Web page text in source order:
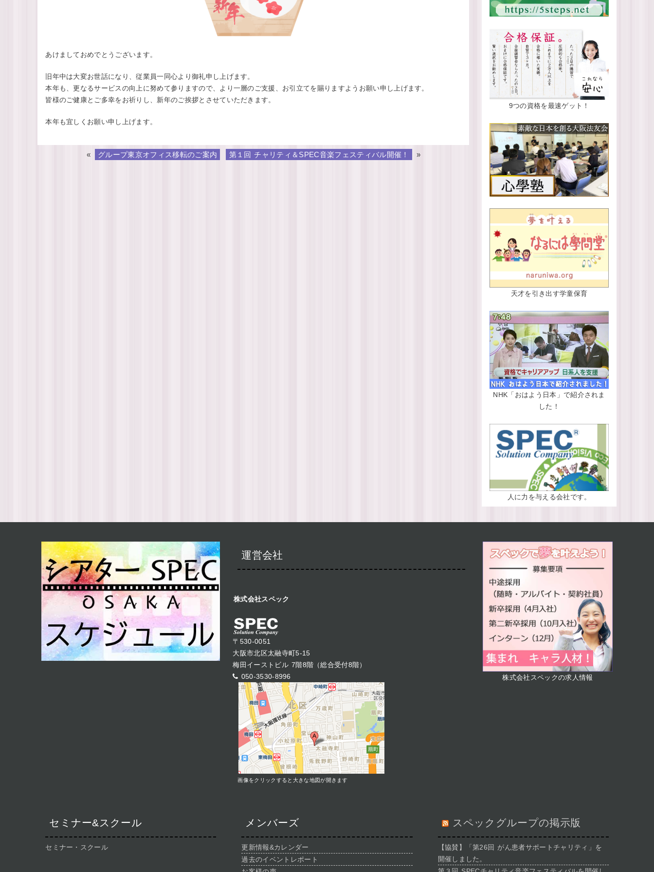
あけましておめでとうございます。
旧年中は大変お世話になり、従業員一同心より御礼申し上げます。
本年も、更なるサービスの向上に努めて参りますので、より一層のご支援、お引立てを賜りますようお願い申し上げます。
皆様のご健康とご多幸をお祈りし、新年のご挨拶とさせていただきます。
本年も宜しくお願い申し上げます。
« グループ東京オフィス移転のご案内 第１回 チャリティ＆SPEC音楽フェスティバル開催！ »
9つの資格を最速ゲット！
天才を引き出す学童保育
NHK「おはよう日本」で紹介されま
した！
人に力を与える会社です。
運営会社
株式会社スペック
〒530-0051
大阪市北区太融寺町5-15
梅田イーストビル 7階8階（総合受付8階）
050-3530-8996
画像をクリックすると大きな地図が開きます
株式会社スペックの求人情報
セミナー&スクール
セミナー・スクール
メンバーズ
更新情報&カレンダー
過去のイベントレポート
スペックグループの掲示版
【協賛】「第26回 がん患者サポートチャリティ」を
開催しました。